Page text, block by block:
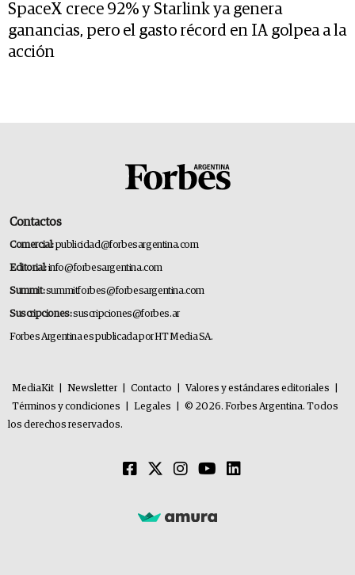
SpaceX crece 92% y Starlink ya genera
ganancias, pero el gasto récord en IA golpea a la
acción
Contactos
Comercial:publicidad@forbesargentina.com
Editorial:info@forbesargentina.com
Summit:summitforbes@forbesargentina.com
Suscripciones:suscripciones@forbes.ar
Forbes Argentina es publicada por HT Media SA.
MediaKit Newsletter Contacto Valores y estándares editoriales
Términos y condiciones
Legales
© 2026. Forbes Argentina. Todos
los derechos reservados.